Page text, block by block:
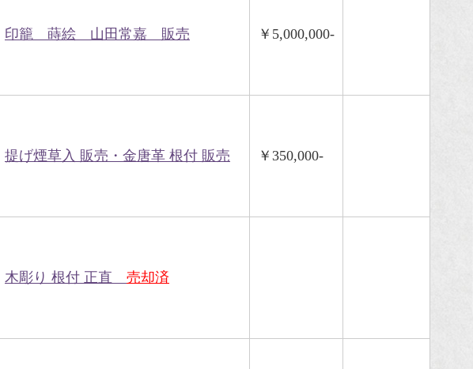
印籠 蒔絵 山田常嘉 販売 ￥5,000,000-
提げ煙草入 販売・金唐革 根付 販売 ￥350,000-
木彫り 根付 正直 売却済